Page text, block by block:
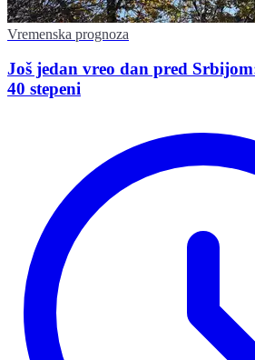
Vremenska prognoza
Još jedan vreo dan pred
40 stepeni